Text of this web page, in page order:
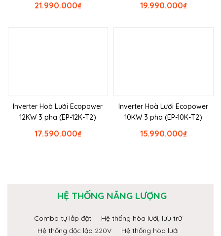
₫
21.990.000 ₫
19.990.000
Inverter Hoà Lưới Ecopower
12KW 3 pha (EP-12K-T2)
₫
17.590.000
Inverter Hoà Lưới Ecopower
10KW 3 pha (EP-10K-T2)
₫
15.990.000
HỆ THỐNG NĂNG LƯỢNG
Combo tự lắp đặt
Hệ thống hòa lưới, lưu trữ
Hệ thống độc lập 220V
Hệ thống hòa lưới